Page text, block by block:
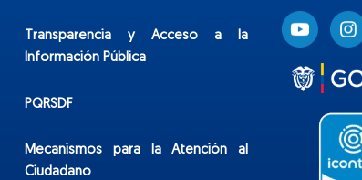
Transparencia y Acceso a la
Información Pública
PQRSDF
Mecanismos para la Atención al
Ciudadano